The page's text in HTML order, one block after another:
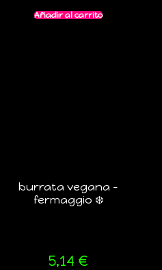
Añadir al carrito
burrata vegana –
fermaggio ❄️
5,14 €